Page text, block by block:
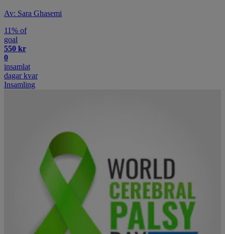
Av: Sara Ghasemi
11% of
goal
550 kr
0
insamlat
dagar kvar
Insamling